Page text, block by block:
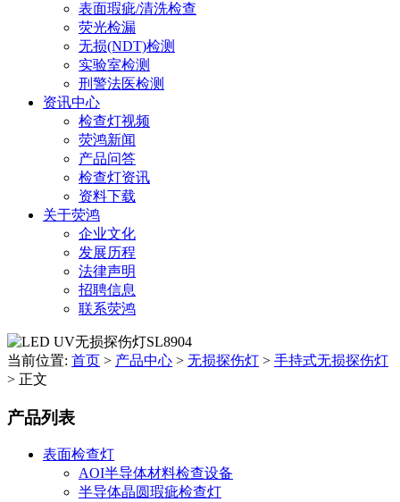
表面瑕疵/清洗检查
荧光检漏
无损(NDT)检测
实验室检测
刑警法医检测
资讯中心
检查灯视频
荧鸿新闻
产品问答
检查灯资讯
资料下载
关于荧鸿
企业文化
发展历程
法律声明
招聘信息
联系荧鸿
当前位置: 首页 > 产品中心 > 无损探伤灯 > 手持式无损探伤灯
> 正文
产品列表
表面检查灯
AOI半导体材料检查设备
半导体晶圆瑕疵检查灯